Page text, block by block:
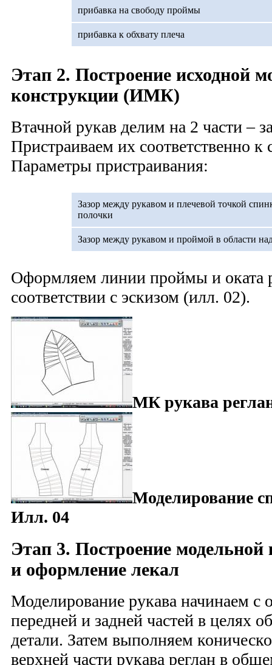
прибавка на свободу проймы
прибавка к обхвату плеча
Этап 2. Построение исходной
конструкции (ИМК)
Втачной рукав делим на 2 части –
Пристраиваем их соответственно к
Параметры пристраивания:
Зазор между рукавом и плечевой точкой
полочки
Зазор между рукавом и проймой в области
Оформляем линии проймы и оката
соответствии с эскизом (илл. 02).
МК рукава
Моделирование
Илл. 04
Этап 3. Построение
и оформление лекал
Моделирование рукава начинаем с
передней и задней частей в целях
детали. Затем выполняем
верхней части рукава реглан в